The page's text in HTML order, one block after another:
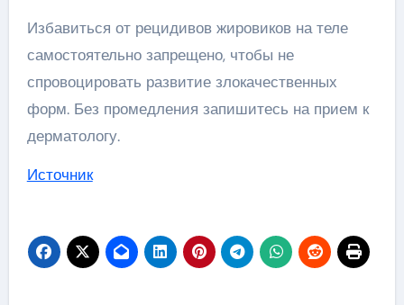
Избавиться от рецидивов жировиков на теле
самостоятельно запрещено, чтобы не
спровоцировать развитие злокачественных
форм. Без промедления запишитесь на прием к
дерматологу.
Источник